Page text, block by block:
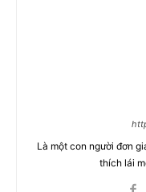
Là một con người đơn
thích lái